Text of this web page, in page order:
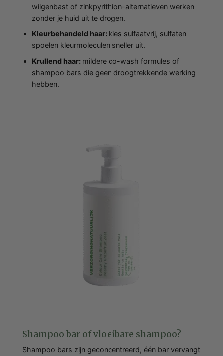
wilgenbast of zinkpyrithion-alternatieven werken
zonder je huid uit te drogen.
Kleurbehandeld haar: kies sulfaatvrij, sulfaten
spoelen kleurmoleculen sneller uit.
Krullend haar: mildere co-wash formules of
shampoo bars die geen droogtrekkende werking
hebben.
Shampoo bar of vloeibare shampoo?
Shampoo bars zijn geconcentreerd, één bar vervangt